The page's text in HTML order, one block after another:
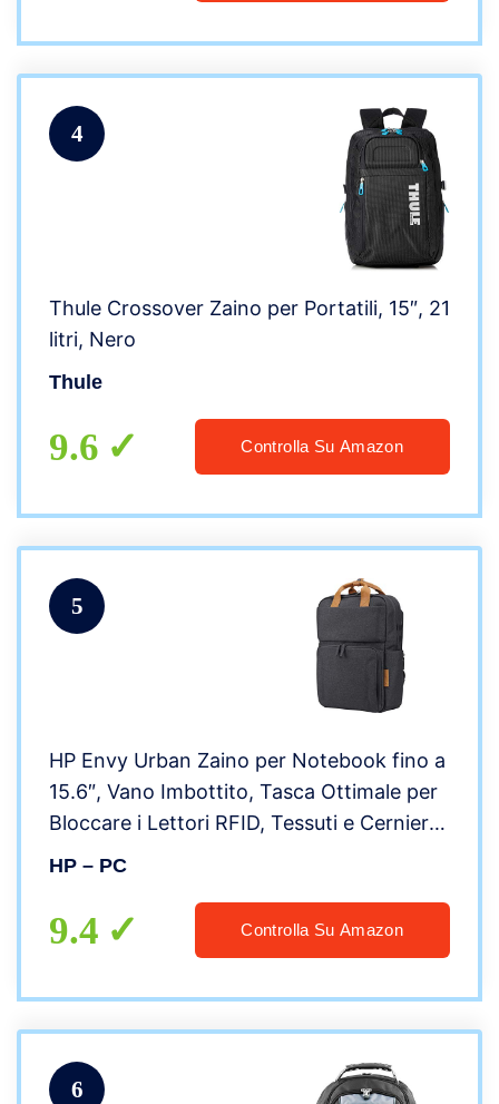
4
Thule Crossover Zaino per Portatili, 15″, 21
litri, Nero
Thule
9.6 Controlla Su Amazon
5
HP Envy Urban Zaino per Notebook fino a
15.6″, Vano Imbottito, Tasca Ottimale per
Bloccare i Lettori RFID, Tessuti e Cerniere
Resistenti, Tessuto Impermeabile, Grigio
HP – PC
9.4 Controlla Su Amazon
6